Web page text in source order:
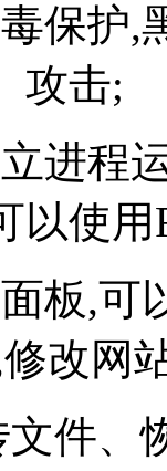
保护,
攻击;
进程
以使
板,可
改网
件、